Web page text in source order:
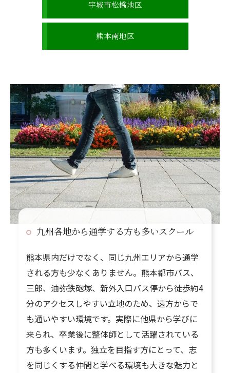
宇城市松橋地区
熊本南地区
九州各地から通学する方も多いスクール
熊本県内だけでなく、同じ九州エリアから通学
される方も少なくありません。熊本都市バス、
三郎、油弥鉄砲塚、新外入口バス停から徒歩約4
分のアクセスしやすい立地のため、遠方からで
も通いやすい環境です。実際に他県から学びに
来られ、卒業後に整体師として活躍されている
方も多くいます。独立を目指す方にとって、志
を同じくする仲間と学べる環境も大きな魅力と